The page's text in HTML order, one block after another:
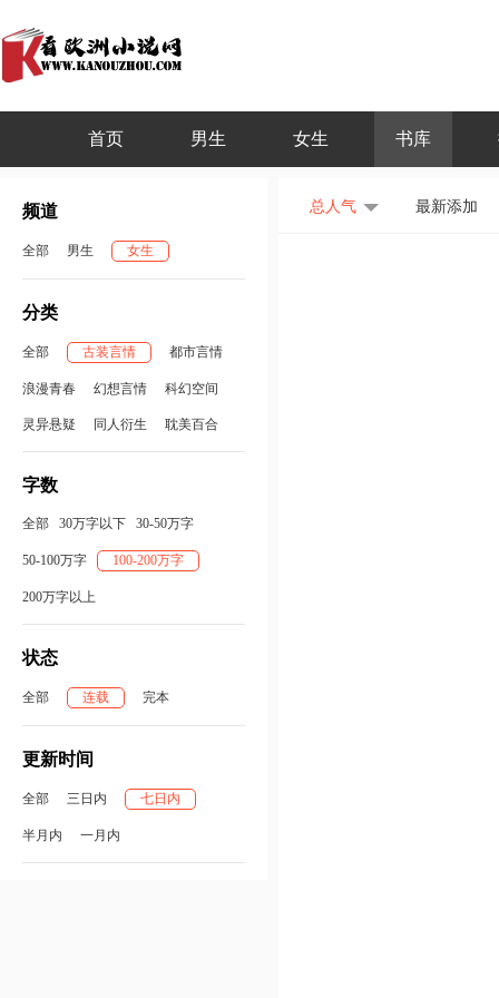
首页 男生 女生 书库
频道
全部 男生 女生
分类
全部 古装言情 都市言情
浪漫青春 幻想言情 科幻空间
灵异悬疑 同人衍生 耽美百合
字数
全部 30万字以下 30-50万字
50-100万字 100-200万字
200万字以上
状态
全部 连载 完本
更新时间
全部 三日内 七日内
半月内 一月内
总人气 最新添加